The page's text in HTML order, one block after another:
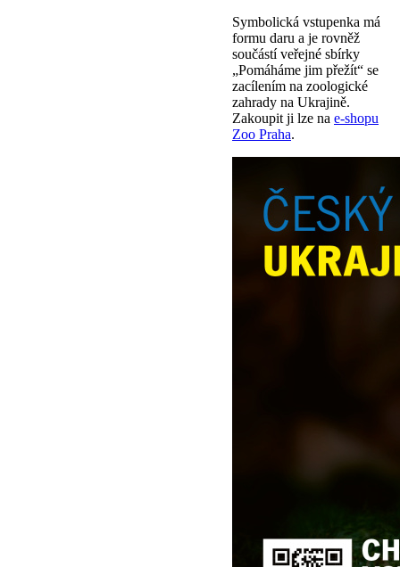
Symbolická vstupenka má
formu daru a je rovněž
součástí veřejné sbírky
„Pomáháme jim přežít“ se
zacílením na zoologické
zahrady na Ukrajině.
Zakoupit ji lze na e-shopu
Zoo Praha.